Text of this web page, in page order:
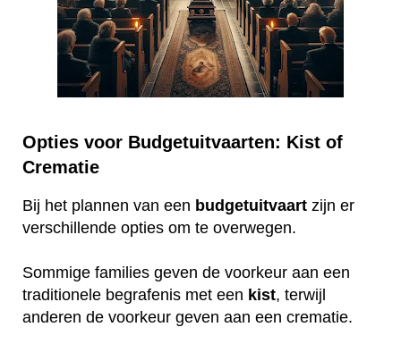
Opties voor Budgetuitvaarten: Kist of
Crematie
Bij het plannen van een budgetuitvaart zijn er
verschillende opties om te overwegen.
Sommige families geven de voorkeur aan een
traditionele begrafenis met een kist, terwijl
anderen de voorkeur geven aan een crematie.